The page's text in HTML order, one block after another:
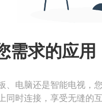
需求的应用
电脑还是智能电视，
时连接，享受无缝的互